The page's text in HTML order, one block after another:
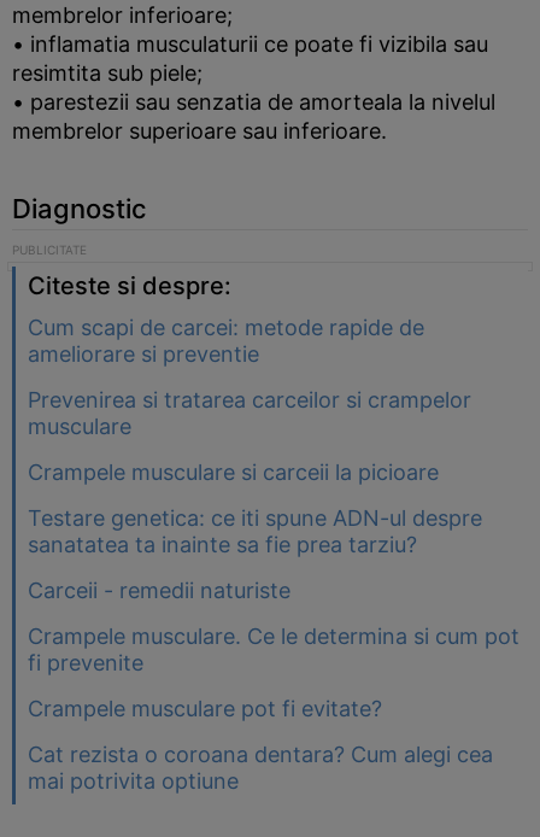
membrelor inferioare;
• inflamatia musculaturii ce poate fi vizibila sau
resimtita sub piele;
• parestezii sau senzatia de amorteala la nivelul
membrelor superioare sau inferioare.
Diagnostic
Citeste si despre:
Cum scapi de carcei: metode rapide de
ameliorare si preventie
Prevenirea si tratarea carceilor si crampelor
musculare
Crampele musculare si carceii la picioare
Testare genetica: ce iti spune ADN-ul despre
sanatatea ta inainte sa fie prea tarziu?
Carceii - remedii naturiste
Crampele musculare. Ce le determina si cum pot
fi prevenite
Crampele musculare pot fi evitate?
Cat rezista o coroana dentara? Cum alegi cea
mai potrivita optiune